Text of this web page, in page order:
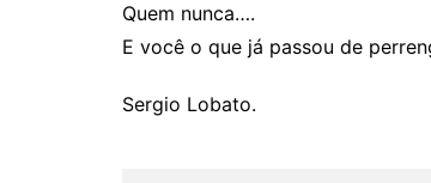
Quem nunca….
E você o que já passou de
Sergio Lobato.